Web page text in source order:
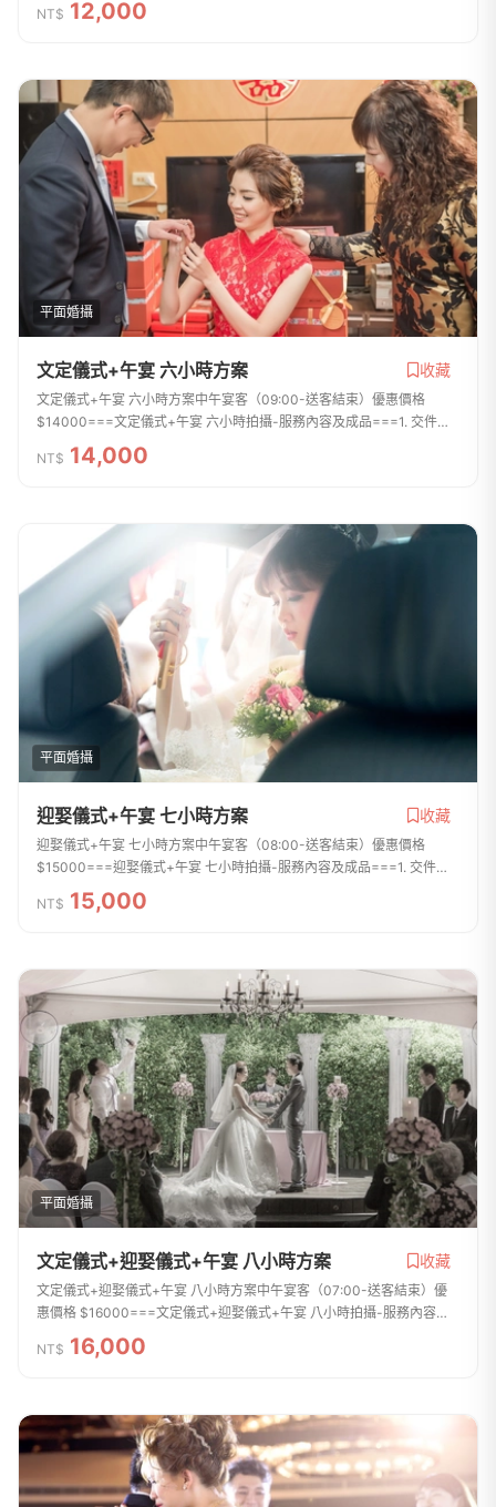
製調整精細的曝光、...
NT$ 12,000
平面婚攝
文定儀式+午宴 六小時方案 收藏
文定儀式+午宴 六小時方案中午宴客（09:00-送客結束）優惠價格
$14000===文定儀式+午宴 六小時拍攝-服務內容及成品===1. 交件張
數約500張~800張左右，拍攝張數無上線，拍攝檔案全給2. 所有交件照
片皆會後製調整精細...
NT$ 14,000
平面婚攝
迎娶儀式+午宴 七小時方案 收藏
迎娶儀式+午宴 七小時方案中午宴客（08:00-送客結束）優惠價格
$15000===迎娶儀式+午宴 七小時拍攝-服務內容及成品===1. 交件張
數約500張~800張左右，拍攝張數無上線，拍攝檔案全給2. 所有交件照
片皆會後製調整精細...
NT$ 15,000
平面婚攝
文定儀式+迎娶儀式+午宴 八小時方案 收藏
文定儀式+迎娶儀式+午宴 八小時方案中午宴客（07:00-送客結束）優
惠價格 $16000===文定儀式+迎娶儀式+午宴 八小時拍攝-服務內容及
成品===1. 交件張數約600張~900張左右，拍攝張數無上線，拍攝檔案
全給2. 所有交件照...
NT$ 16,000